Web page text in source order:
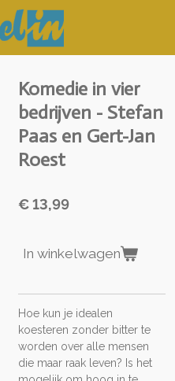
Komedie in vier
bedrijven - Stefan
Paas en Gert-Jan
Roest
€ 13,99
In winkelwagen
Hoe kun je idealen
koesteren zonder bitter te
worden over alle mensen
die maar raak leven? Is het